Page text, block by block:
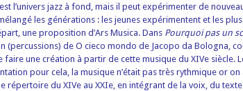
l’univers jazz à fond, mais il peut expérimenter de
les générations : les jeunes expérimentent et les
une proposition d’Ars Musica. Dans Pourquoi pas un
(percussions) de O cieco mondo de Jacopo da Bologna,
faire une création à partir de cette musique du XIVe siècle.
pour cela, la musique n’était pas très rythmique or
répertoire du XIVe au XXIe, en intégrant de la voix, du